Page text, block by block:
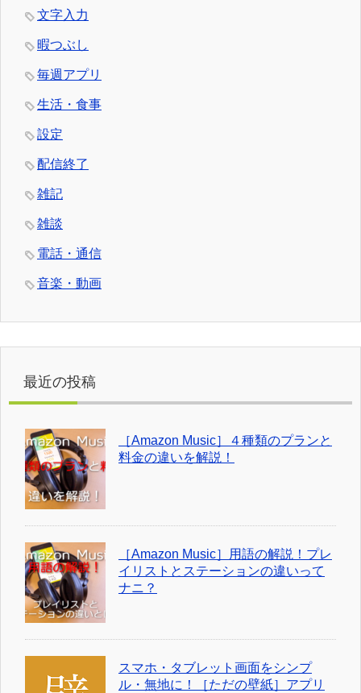
文字入力
暇つぶし
毎週アプリ
生活・食事
設定
配信終了
雑記
雑談
電話・通信
音楽・動画
最近の投稿
［Amazon Music］４種類のプランと
料金の違いを解説！
［Amazon Music］用語の解説！プレ
イリストとステーションの違いって
ナニ？
スマホ・タブレット画面をシンプ
ル・無地に！［ただの壁紙］アプリ